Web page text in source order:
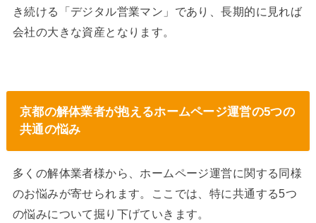
き続ける「デジタル営業マン」であり、長期的に見れば
会社の大きな資産となります。
京都の解体業者が抱えるホームページ運営の5つの
共通の悩み
多くの解体業者様から、ホームページ運営に関する同様
のお悩みが寄せられます。ここでは、特に共通する5つ
の悩みについて掘り下げていきます。